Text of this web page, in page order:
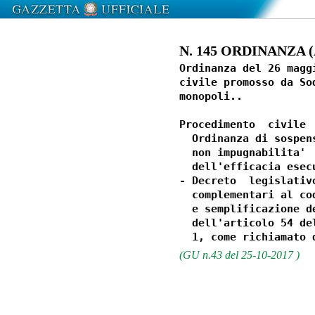
N. 145 ORDINANZA
Ordinanza del 26
civile promosso da
monopoli..
Procedimento
Ordinanza di
non impugnabilita'
dell'efficacia
- Decreto
complementari al
e semplificazione
dell'articolo 54
(GU n.43 del 25-10-2017 )